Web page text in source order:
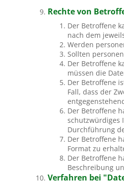
Rechte von
Der Betroffene
nach dem
Werden
Sollten
Der Betroffene
müssen die
Der Betroffene
Fall, dass der
Der Betroffene
schutzwürdiges
Durchführung
Der Betroffene
Format zu
Der Betroffene
Beschreibung
Verfahren bei